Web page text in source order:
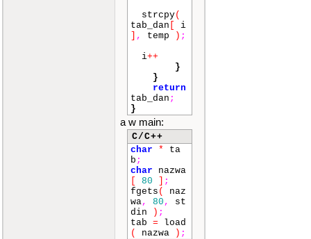
strcpy(
tab_dan
i
, temp ) ;
i++
}
}
return
tab_dan ;
}
a w main:
C/C++
char
*
ta
b ;
char nazwa
80
;
fgets (
naz
wa, 80 ,
st
din
) ;
tab = load
(
nazwa ) ;